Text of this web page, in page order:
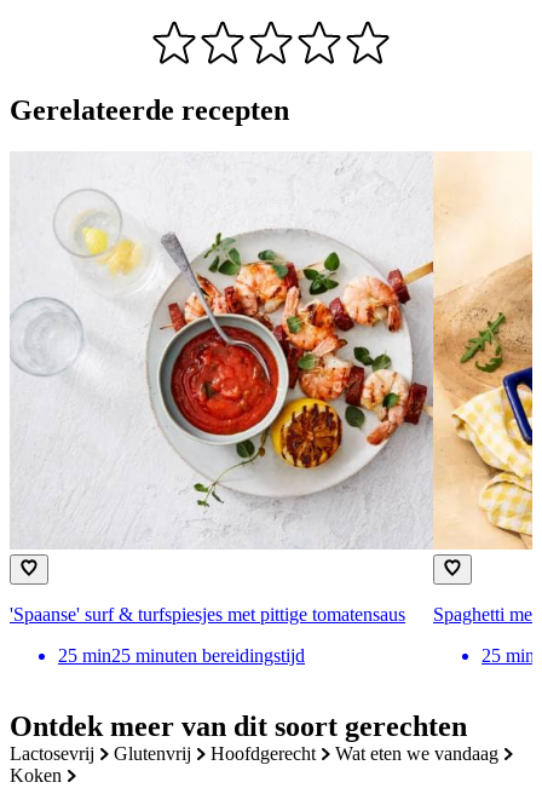
Ontdek meer van dit soort gerechten
lactosevrij glutenvrij hoofdgerecht
wat eten we vandaag
koken
Gerelateerde recepten
'Spaanse' surf & turfspiesjes met pittige tomatensaus
25 min25 minuten bereidingstijd
Spaghetti
25 min